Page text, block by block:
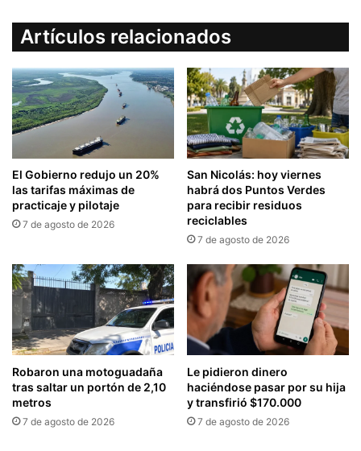
Artículos relacionados
El Gobierno redujo un 20%
las tarifas máximas de
practicaje y pilotaje
7 de agosto de 2026
San Nicolás: hoy viernes
habrá dos Puntos Verdes
para recibir residuos
reciclables
7 de agosto de 2026
Robaron una motoguadaña
tras saltar un portón de 2,10
metros
7 de agosto de 2026
Le pidieron dinero
haciéndose pasar por su hija
y transfirió $170.000
7 de agosto de 2026